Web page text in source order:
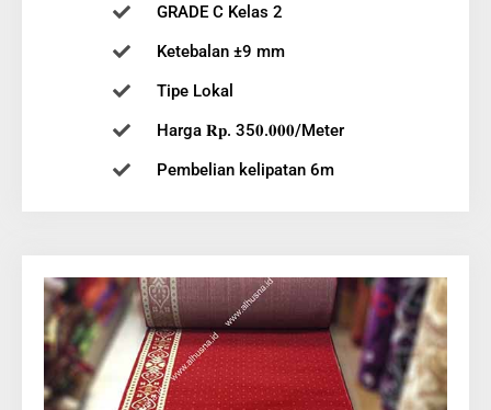
GRADE C Kelas 2
Ketebalan ±9 mm
Tipe Lokal
Harga 𝐑𝐩. 35𝟎.𝟎𝟎𝟎/Meter
Pembelian kelipatan 6m